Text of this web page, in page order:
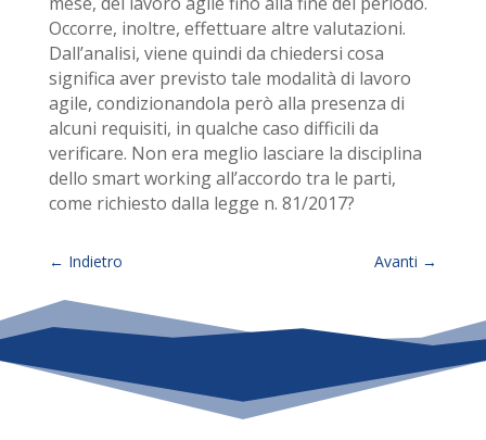
Occorre, inoltre, effettuare altre valutazioni.
Dall’analisi, viene quindi da chiedersi cosa
significa aver previsto tale modalità di lavoro
agile, condizionandola però alla presenza di
alcuni requisiti, in qualche caso difficili da
verificare. Non era meglio lasciare la disciplina
dello smart working all’accordo tra le parti,
come richiesto dalla legge n. 81/2017?
← Indietro Avanti →